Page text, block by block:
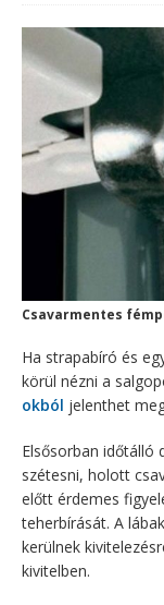
Csavarmentes
Ha strapabíró és
körül nézni a
okból jelenthet
Elsősorban időtálló
szétesni, holott
előtt érdemes
teherbírását. A
kerülnek
kivitelben.